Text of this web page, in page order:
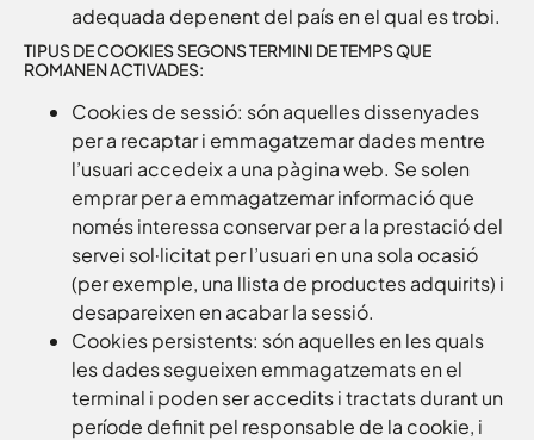
adequada depenent del país en el qual es trobi.
TIPUS DE COOKIES SEGONS TERMINI DE TEMPS QUE
ROMANEN ACTIVADES:
Cookies de sessió: són aquelles dissenyades
per a recaptar i emmagatzemar dades mentre
l’usuari accedeix a una pàgina web. Se solen
emprar per a emmagatzemar informació que
només interessa conservar per a la prestació del
servei sol·licitat per l’usuari en una sola ocasió
(per exemple, una llista de productes adquirits) i
desapareixen en acabar la sessió.
Cookies persistents: són aquelles en les quals
les dades segueixen emmagatzemats en el
terminal i poden ser accedits i tractats durant un
període definit pel responsable de la cookie, i